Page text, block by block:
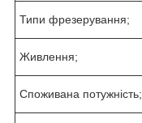
Типи фрезерування;
Живлення;
Споживана потужність;